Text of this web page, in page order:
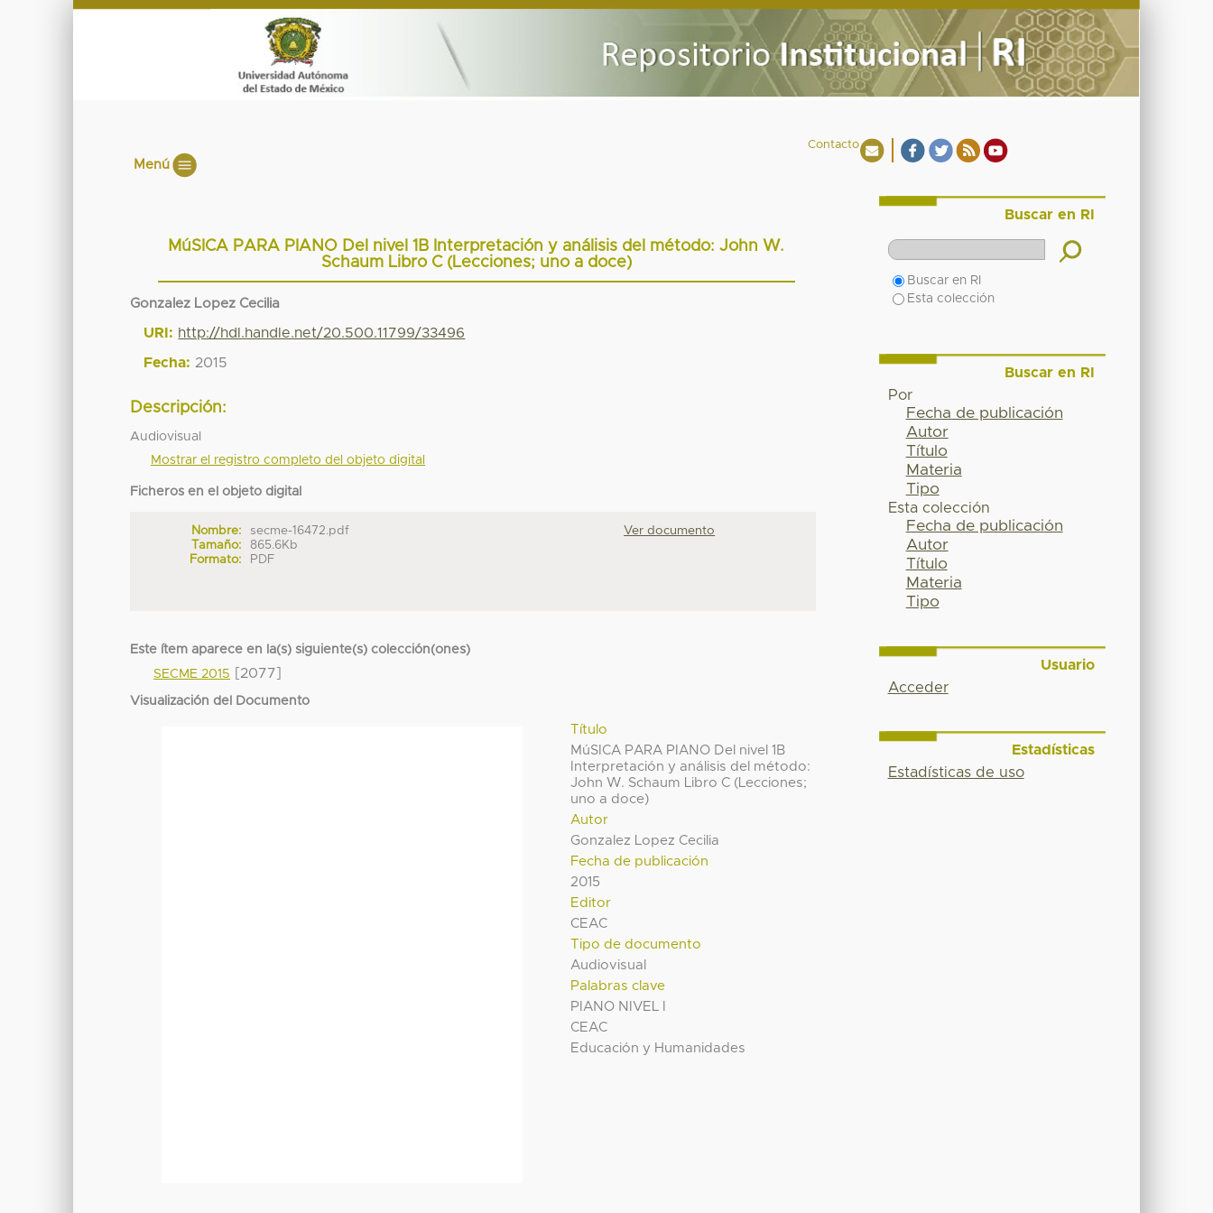
Contacto
Menú
MúSICA PARA PIANO Del nivel 1B Interpretación y análisis del método: John W.
Schaum Libro C (Lecciones; uno a doce)
Gonzalez Lopez Cecilia
URI: http://hdl.handle.net/20.500.11799/33496
Fecha: 2015
Descripción:
Audiovisual
Mostrar el registro completo del objeto digital
Ficheros en el objeto digital
Nombre:
secme-16472.pdf
Tamaño:
865.6Kb
Formato:
PDF
Ver documento
Este ítem aparece en la(s) siguiente(s) colección(ones)
SECME 2015
[2077]
Visualización del Documento
Título
MúSICA PARA PIANO Del nivel 1B
Interpretación y análisis del método:
John W. Schaum Libro C (Lecciones;
uno a doce)
Autor
Gonzalez Lopez Cecilia
Fecha de publicación
2015
Editor
CEAC
Tipo de documento
Audiovisual
Palabras clave
PIANO NIVEL I
CEAC
Educación y Humanidades
Buscar en RI
Buscar en RI
Esta colección
Buscar en RI
Por
Fecha de publicación
Autor
Título
Materia
Tipo
Esta colección
Fecha de publicación
Autor
Título
Materia
Tipo
Usuario
Acceder
Estadísticas
Estadísticas de uso